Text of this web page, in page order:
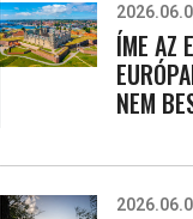
ÍME AZ
NEM